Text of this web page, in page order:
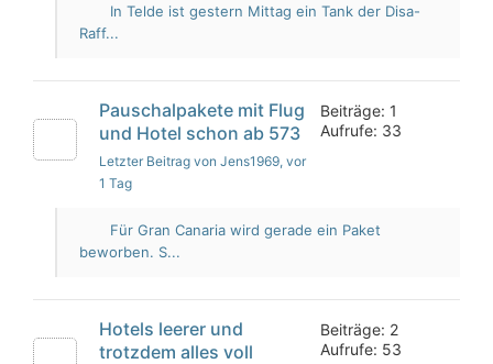
In Telde ist gestern Mittag ein Tank der Disa-
Raff...
Pauschalpakete mit Flug
und Hotel schon ab 573
Letzter Beitrag von Jens1969, vor
1 Tag
Beiträge: 1
Aufrufe: 33
Für Gran Canaria wird gerade ein Paket
beworben. S...
Hotels leerer und
trotzdem alles voll
Beiträge: 2
Aufrufe: 53